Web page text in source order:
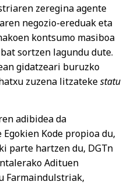
zeregina agente
negozio-ereduak eta
kontsumo masiboa
sortzen lagundu dute.
gidatzeari buruzko
zuzena litzatekestatu
adibidea da
Egokien Kode propioa du,
parte hartzen du, DGTn
Adituen
Farmaindulstriak,